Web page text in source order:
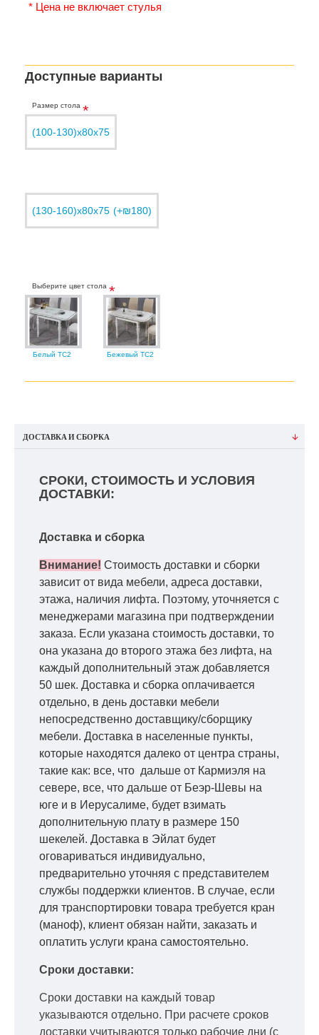
* Цена не включает стулья
Доступные варианты
Размер стола
(100-130)х80х75
(130-160)х80х75 (+₪180)
Выберите цвет стола
Белый TC2 Бежевый TC2
ДОСТАВКА И СБОРКА
СРОКИ, СТОИМОСТЬ И УСЛОВИЯ
ДОСТАВКИ:
Доставка и сборка
Внимание! Стоимость доставки и сборки
зависит от вида мебели, адреса доставки,
этажа, наличия лифта. Поэтому, уточняется с
менеджерами магазина при подтверждении
заказа. Если указана стоимость доставки, то
она указана до второго этажа без лифта, на
каждый дополнительный этаж добавляется
50 шек. Доставка и сборка оплачивается
отдельно, в день доставки мебели
непосредственно доставщику/сборщику
мебели. Доставка в населенные пункты,
которые находятся далеко от центра страны,
такие как: все, что дальше от Кармиэля на
севере, все, что дальше от Беэр-Шевы на
юге и в Иерусалиме, будет взимать
дополнительную плату в размере 150
шекелей. Доставка в Эйлат будет
оговариваться индивидуально,
предварительно уточняя с представителем
службы поддержки клиентов. В случае, если
для транспортировки товара требуется кран
(маноф), клиент обязан найти, заказать и
оплатить услуги крана самостоятельно.
Сроки доставки:
Сроки доставки на каждый товар
указываются отдельно. При расчете сроков
доставки учитываются только рабочие дни (с